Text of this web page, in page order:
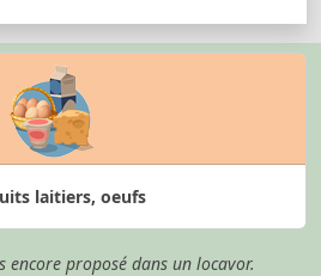
laitiers, oeufs
encore proposé dans un locavor.